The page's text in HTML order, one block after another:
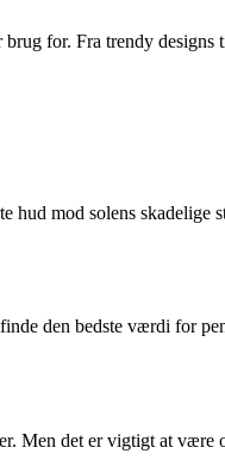
for. Fra trendy
mod solens
den bedste værdi for
Men det er vigtigt at